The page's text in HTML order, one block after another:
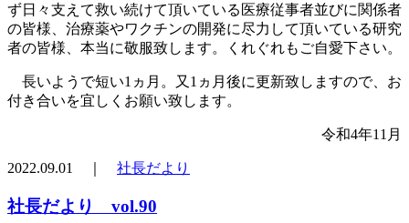
ず日々支えて救い続けて頂いている医療従事者並びに関係者
の皆様、治療薬やワクチンの開発に尽力して頂いている研究
者の皆様、本当に敬服致します。くれぐれもご自愛下さい。
長いようで短い1ヵ月。又1ヵ月後に更新致しますので、お
付き合いを宜しくお願い致します。
令和4年11月
2022.09.01 ｜ 社長だより
社長だより vol.90